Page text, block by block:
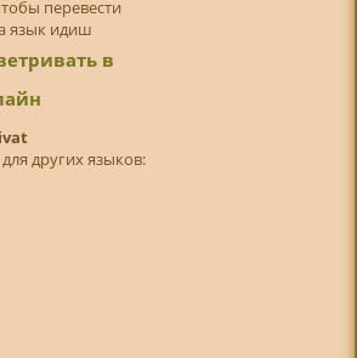
перевести
язык идиш
в
других языков: